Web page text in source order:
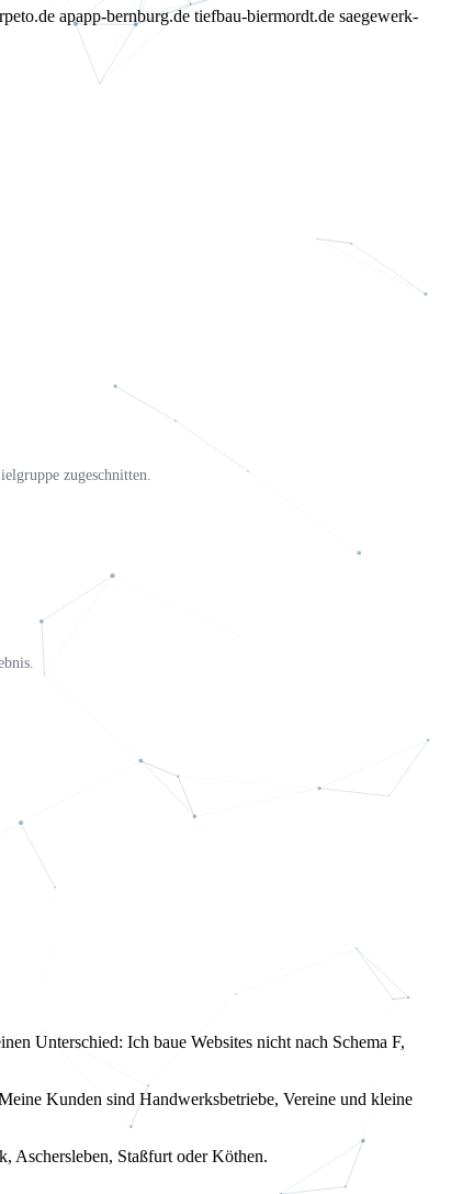
apapp-bernburg.de tiefbau-biermordt.de saegewerk-
zugeschnitten.
Unterschied: Ich baue Websites nicht nach Schema F,
Kunden sind Handwerksbetriebe, Vereine und kleine
Aschersleben, Staßfurt oder Köthen.